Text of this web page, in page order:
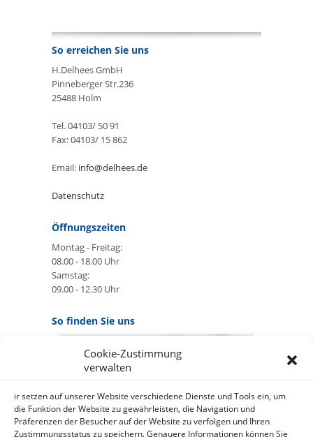
Cookie-Zustimmung
verwalten
ir setzen auf unserer Website verschiedene Dienste und Tools ein, um
die Funktion der Website zu gewährleisten, die Navigation und
Präferenzen der Besucher auf der Website zu verfolgen und Ihren
Zustimmungsstatus zu speichern. Genauere Informationen können Sie
So erreichen Sie uns
H.Delhees GmbH
Pinneberger Str.236
25488 Holm
Tel. 04103/ 50 91
Fax: 04103/ 15 862
Email: info@delhees.de
Datenschutz
Öffnungszeiten
Montag - Freitag:
08.00 - 18.00 Uhr
Samstag:
09.00 - 12.30 Uhr
So finden Sie uns
GOOGLE MAPS:
AKZEPTIEREN
Anbieter: Google Ireland Limited
Bei der Nutzung dieses Dienstes